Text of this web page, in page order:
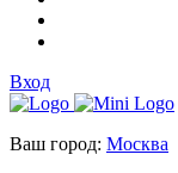
Вход
Ваш город: Москва